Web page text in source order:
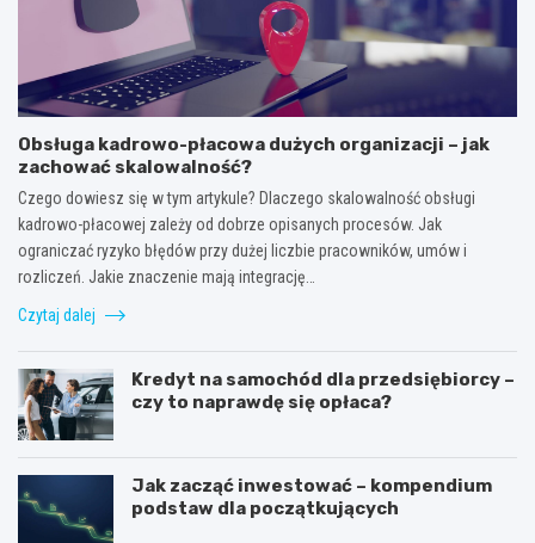
Obsługa kadrowo-płacowa dużych organizacji – jak
zachować skalowalność?
Czego dowiesz się w tym artykule? Dlaczego skalowalność obsługi
kadrowo-płacowej zależy od dobrze opisanych procesów. Jak
ograniczać ryzyko błędów przy dużej liczbie pracowników, umów i
rozliczeń. Jakie znaczenie mają integrację…
Czytaj dalej
Kredyt na samochód dla przedsiębiorcy –
czy to naprawdę się opłaca?
Jak zacząć inwestować – kompendium
podstaw dla początkujących